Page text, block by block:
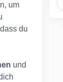
um
du
und